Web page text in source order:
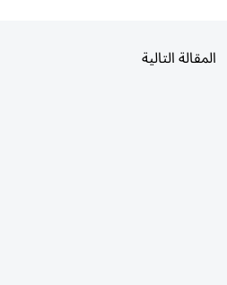
المقالة التالية